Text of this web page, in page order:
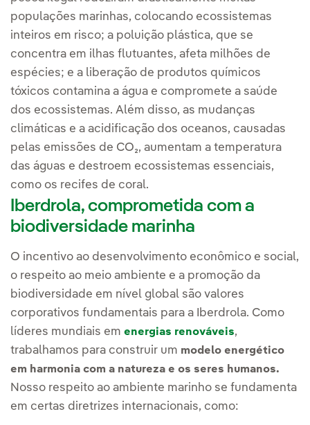
populações marinhas, colocando ecossistemas
inteiros em risco; a poluição plástica, que se
concentra em ilhas flutuantes, afeta milhões de
espécies; e a liberação de produtos químicos
tóxicos contamina a água e compromete a saúde
dos ecossistemas. Além disso, as mudanças
climáticas e a acidificação dos oceanos, causadas
pelas emissões de CO₂, aumentam a temperatura
das águas e destroem ecossistemas essenciais,
como os recifes de coral.
Iberdrola, comprometida com a
biodiversidade marinha
O incentivo ao desenvolvimento econômico e social,
o respeito ao meio ambiente e a promoção da
biodiversidade em nível global são valores
corporativos fundamentais para a Iberdrola. Como
líderes mundiais em energias renováveis,
trabalhamos para construir um modelo energético
em harmonia com a natureza e os seres humanos.
Nosso respeito ao ambiente marinho se fundamenta
em certas diretrizes internacionais, como: